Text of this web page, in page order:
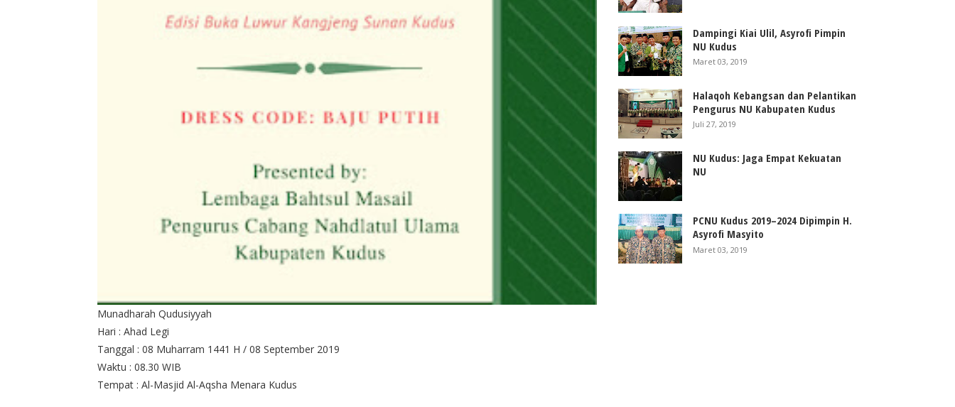
Munadharah Qudusiyyah
Hari : Ahad Legi
Tanggal : 08 Muharram 1441 H / 08 September 2019
Waktu : 08.30 WIB
Tempat : Al-Masjid Al-Aqsha Menara Kudus
Dampingi Kiai Ulil, Asyrofi Pimpin
NU Kudus
Maret 03, 2019
Halaqoh Kebangsan dan Pelantikan
Pengurus NU Kabupaten Kudus
Juli 27, 2019
NU Kudus: Jaga Empat Kekuatan
NU
PCNU Kudus 2019–2024 Dipimpin H.
Asyrofi Masyito
Maret 03, 2019